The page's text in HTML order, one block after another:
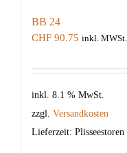
BB 24
CHF 90.75 inkl. MWSt.
inkl. 8.1 % MwSt.
zzgl. Versandkosten
Lieferzeit: